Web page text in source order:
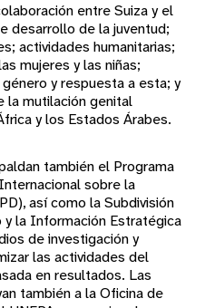
entre Suiza y el
desarrollo de la juventud;
actividades humanitarias;
mujeres y las niñas;
y respuesta a esta; y
la mutilación genital
y los Estados Árabes.
también el Programa
sobre la
así como la Subdivisión
la Información Estratégica
de investigación y
las actividades del
en resultados. Las
también a la Oficina de